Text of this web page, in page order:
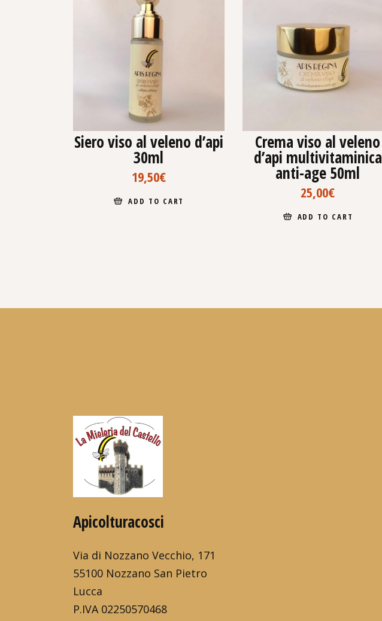
Siero viso al veleno d’api
30ml
19,50€
ADD TO CART
Crema viso al veleno
d’api multivitaminica
anti-age 50ml
25,00€
ADD TO CART
Apicolturacosci
Via di Nozzano Vecchio, 171
55100 Nozzano San Pietro
Lucca
P.IVA 02250570468